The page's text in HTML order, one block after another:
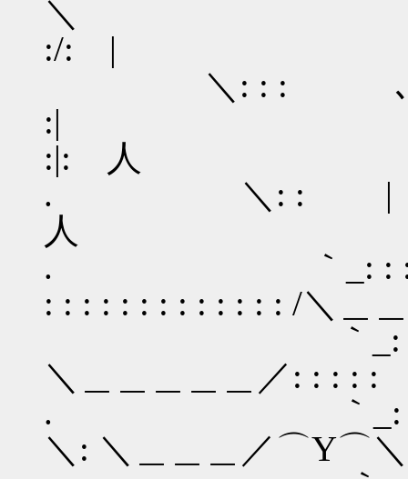
＼ :
:/: |
＼: : :
:| :
:|: 人
. ＼: :
人 : :|.: : : : :
. ｀_: : :
: : : : : : : : : : : : : /＼
｀_: : : `'
＼＿＿＿＿＿
. ｀_: : : :
＼: ＼＿＿＿／